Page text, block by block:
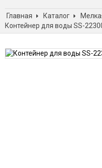
Главная Каталог
Контейнер для воды SS-